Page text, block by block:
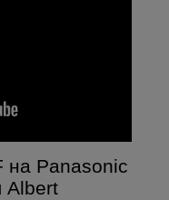
на Panasonic
Albert